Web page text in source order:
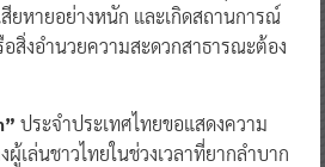
ยหายอย่างหนัก และเกิดสถานการณ์
สิ่งอำนวยความสะดวกสาธารณะต้อง
ประจำประเทศไทยขอแสดงความ
ผู้เล่นชาวไทยในช่วงเวลาที่ยากลำบาก